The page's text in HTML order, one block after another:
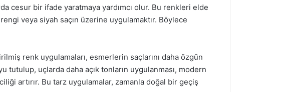
cesur bir ifade yaratmaya yardımcı olur. Bu renkleri elde
veya siyah saçın üzerine uygulamaktır. Böylece
renk uygulamaları, esmerlerin saçlarını daha özgün
uçlarda daha açık tonların uygulanması, modern
artırır. Bu tarz uygulamalar, zamanla doğal bir geçiş